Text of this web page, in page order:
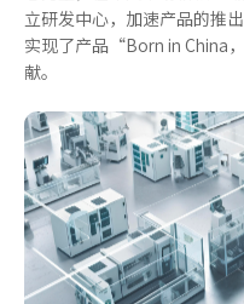
立研发中心，加速产品的推
实现了产品“Born in China
献。